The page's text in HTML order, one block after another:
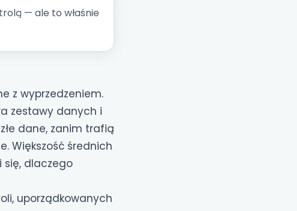
— ale to właśnie
z wyprzedzeniem.
zestawy danych i
dane, zanim trafią
Większość średnich
się, dlaczego
uporządkowanych